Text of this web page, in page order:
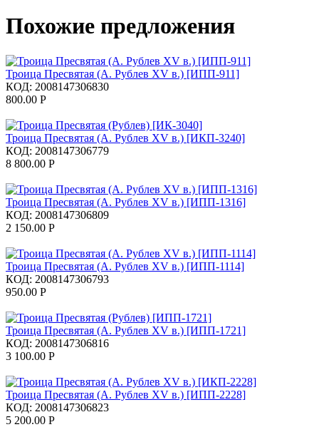
Похожие предложения
Троица Пресвятая (А. Рублев XV в.) [ИПП-911]
КОД: 2008147306830
800.00 Р
Троица Пресвятая (А. Рублев XV в.) [ИКП-3240]
КОД: 2008147306779
8 800.00 Р
Троица Пресвятая (А. Рублев XV в.) [ИПП-1316]
КОД: 2008147306809
2 150.00 Р
Троица Пресвятая (А. Рублев XV в.) [ИПП-1114]
КОД: 2008147306793
950.00 Р
Троица Пресвятая (А. Рублев XV в.) [ИПП-1721]
КОД: 2008147306816
3 100.00 Р
Троица Пресвятая (А. Рублев XV в.) [ИПП-2228]
КОД: 2008147306823
5 200.00 Р